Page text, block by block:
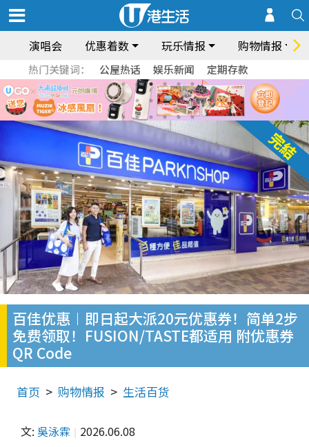
演唱会 优惠着数 玩乐情报 购物情报
热门关键词： 公屋热话 娱乐新闻 定期存款
百佳优惠︱即日起大派20元优惠券！简单2步
免费领取！FUSION/TASTE都适用 附优惠券
QR Code
首页 购物情报 生活百货
文: 吳泳霖 2026.06.08